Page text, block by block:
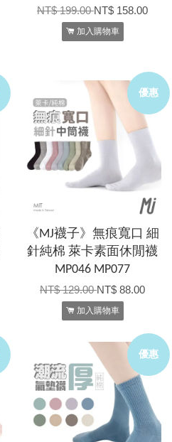
NT$ 199.00NT$ 158.00
加入購物車
優惠
《MJ襪子》無痕寬口 細
針純棉 萊卡素面休閒襪
MP046 MP077
NT$ 129.00NT$ 88.00
加入購物車
優惠